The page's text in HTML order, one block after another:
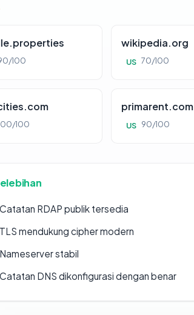
100
wikipedia.org
US 70/100
100
primarent.com
US 90/100
Catatan RDAP publik tersedia
TLS mendukung cipher modern
Nameserver stabil
Catatan DNS dikonfigurasi dengan benar